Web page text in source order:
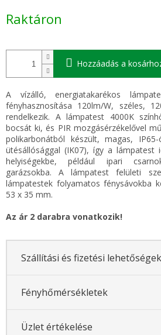
Raktáron
Hozzáadás a
A vízálló, energiatakarékos
fényhasznosítása 120lm/W, széles,
rendelkezik. A lámpatest 4000K
bocsát ki, és PIR mozgásérzékelővel
polikarbonátból készült, magas,
ütésállósággal (IK07), így a lámpatest
helyiségekbe, például ipari
garázsokba. A lámpatest felületi
lámpatestek folyamatos fénysávokba
53 x 35 mm.
Az ár 2 darabra vonatkozik!
Szállítási és fizetési lehetőségek
Fényhőmérsékletek
Üzlet értékelése